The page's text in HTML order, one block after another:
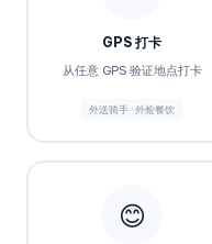
GPS 打卡
从任意 GPS 验证地点打卡
外送骑手 · 外烩餐饮
😊